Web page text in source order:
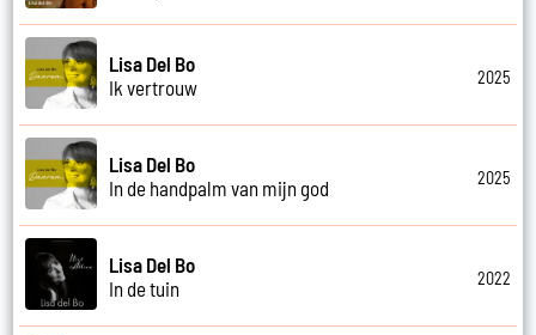
Lisa Del Bo
Ik vertrouw
2025
Lisa Del Bo
In de handpalm van mijn god
2025
Lisa Del Bo
In de tuin
2022